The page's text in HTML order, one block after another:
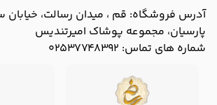
آدرس فروشگاه: قم ، میدان رسالت،
پارسیان، مجموعه پوشاک امیرتندیس
شماره های تماس: 02537748392